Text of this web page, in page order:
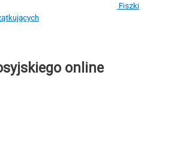
Fiszki
online